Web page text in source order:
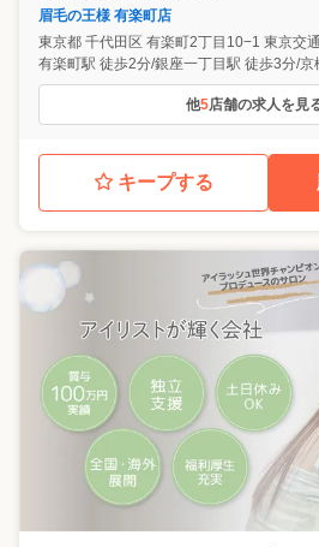
眉毛の王様 有楽町店
東京都 千代田区 有楽町2丁目10−1 東京交
有楽町駅 徒歩2分/銀座一丁目駅 徒歩3分/京
他5店舗の求人を見
キープする